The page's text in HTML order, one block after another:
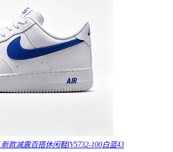
款减震百搭休闲鞋IV5732-100白蓝43